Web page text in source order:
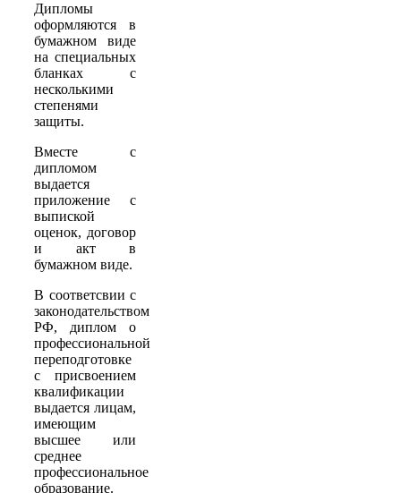
Дипломы
оформляются в
бумажном виде
на специальных
бланках с
несколькими
степенями
защиты.
Вместе с
дипломом
выдается
приложение с
выпиской
оценок, договор
и акт в
бумажном виде.
В соответсвии с
законодательством
РФ, диплом о
профессиональной
переподготовке
с присвоением
квалификации
выдается лицам,
имеющим
высшее или
среднее
профессиональное
образование.